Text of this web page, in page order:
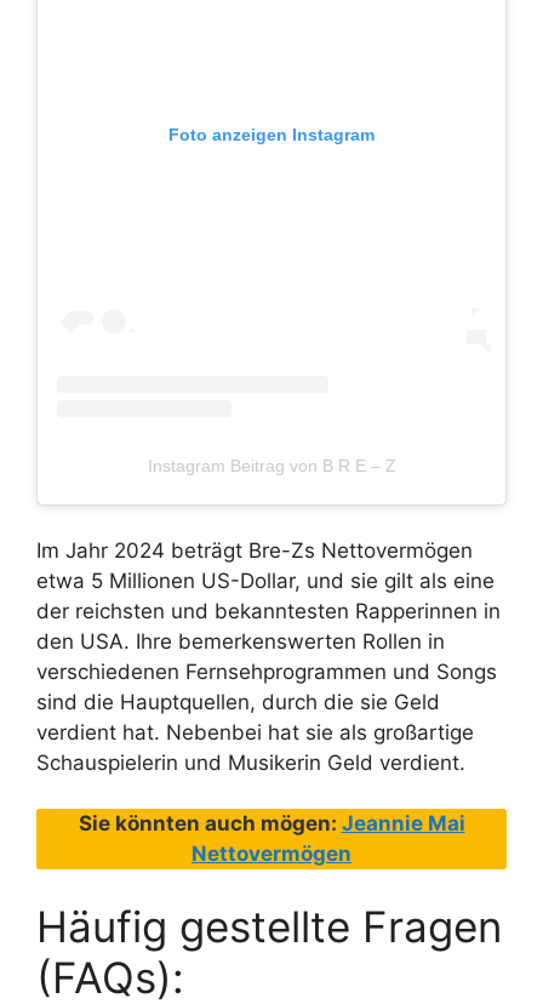
Foto anzeigen Instagram
Instagram Beitrag von B R E – Z
Im Jahr 2024 beträgt Bre-Zs Nettovermögen
etwa 5 Millionen US-Dollar, und sie gilt als eine
der reichsten und bekanntesten Rapperinnen in
den USA. Ihre bemerkenswerten Rollen in
verschiedenen Fernsehprogrammen und Songs
sind die Hauptquellen, durch die sie Geld
verdient hat. Nebenbei hat sie als großartige
Schauspielerin und Musikerin Geld verdient.
Sie könnten auch mögen: Jeannie Mai
Nettovermögen
Häufig gestellte Fragen
(FAQs):